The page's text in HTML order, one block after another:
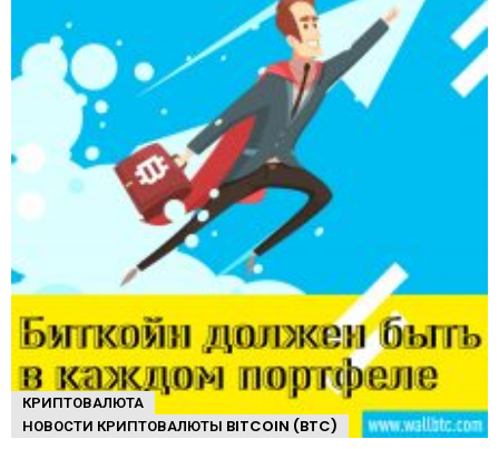
КРИПТОВАЛЮТА
НОВОСТИ КРИПТОВАЛЮТЫ BITCOIN (BTC)